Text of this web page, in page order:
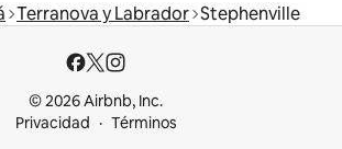
Terranova y Labrador Stephenville
© 2026 Airbnb, Inc.
Privacidad
Términos